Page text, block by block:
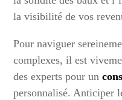
la visibilité de vos
Pour naviguer
complexes, il est
des experts pour un
personnalisé. Anticiper